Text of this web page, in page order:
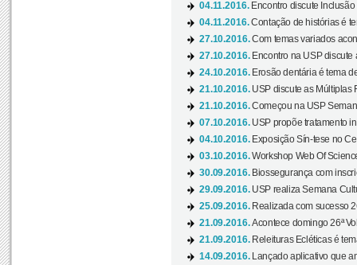
04.11.2016. Encontro discute
04.11.2016.Contação de histórias é
27.10.2016.Com temas variados
27.10.2016. Encontro na USP discute
24.10.2016. Erosão dentária é tema
21.10.2016. USP discute as Múltiplas
21.10.2016.Começou na USP
07.10.2016. USP propõe tratamento
04.10.2016. Exposição Sín-tese no
03.10.2016.Workshop Web Of
30.09.2016. Biossegurança com
29.09.2016. USP realiza Semana
25.09.2016. Realizada com sucesso
21.09.2016.Acontece domingo 26ª
21.09.2016. Releituras Ecléticas é
14.09.2016.
Lançado aplicativo que